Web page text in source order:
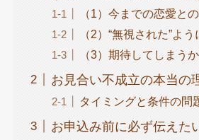
（1）今までの恋愛と
（2）“無視された”よ
（3）期待してしまう
お見合い不成立の本当の
タイミングと条件の問
お申込み前に必ず伝えた